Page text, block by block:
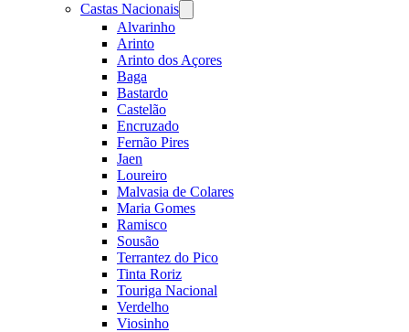
Castas Nacionais
menu
Alvarinho
Arinto
Arinto dos Açores
Baga
Bastardo
Castelão
Encruzado
Fernão Pires
Jaen
Loureiro
Malvasia de Colares
Maria Gomes
Ramisco
Sousão
Terrantez do Pico
Tinta Roriz
Touriga Nacional
Verdelho
Viosinho